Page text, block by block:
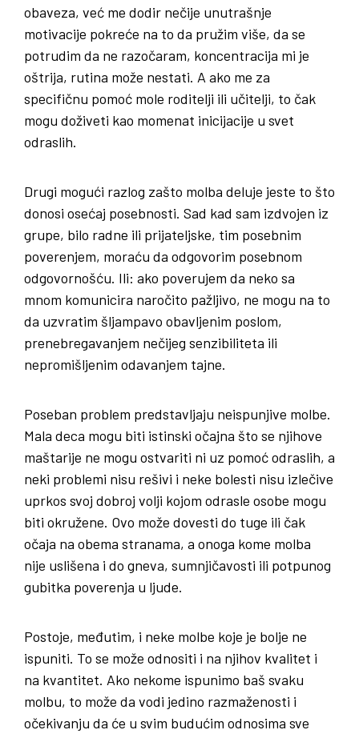
obaveza, već me dodir nečije unutrašnje
motivacije pokreće na to da pružim više, da se
potrudim da ne razočaram, koncentracija mi je
oštrija, rutina može nestati. A ako me za
specifičnu pomoć mole roditelji ili učitelji, to čak
mogu doživeti kao momenat inicijacije u svet
odraslih.
Drugi mogući razlog zašto molba deluje jeste to što
donosi osećaj posebnosti. Sad kad sam izdvojen iz
grupe, bilo radne ili prijateljske, tim posebnim
poverenjem, moraću da odgovorim posebnom
odgovornošću. Ili: ako poverujem da neko sa
mnom komunicira naročito pažljivo, ne mogu na to
da uzvratim šljampavo obavljenim poslom,
prenebregavanjem nečijeg senzibiliteta ili
nepromišljenim odavanjem tajne.
Poseban problem predstavljaju neispunjive molbe.
Mala deca mogu biti istinski očajna što se njihove
maštarije ne mogu ostvariti ni uz pomoć odraslih, a
neki problemi nisu rešivi i neke bolesti nisu izlečive
uprkos svoj dobroj volji kojom odrasle osobe mogu
biti okružene. Ovo može dovesti do tuge ili čak
očaja na obema stranama, a onoga kome molba
nije uslišena i do gneva, sumnjičavosti ili potpunog
gubitka poverenja u ljude.
Postoje, međutim, i neke molbe koje je bolje ne
ispuniti. To se može odnositi i na njihov kvalitet i
na kvantitet. Ako nekome ispunimo baš svaku
molbu, to može da vodi jedino razmaženosti i
očekivanju da će u svim budućim odnosima sve